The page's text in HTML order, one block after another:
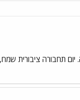
יום תחבורה ציבורית